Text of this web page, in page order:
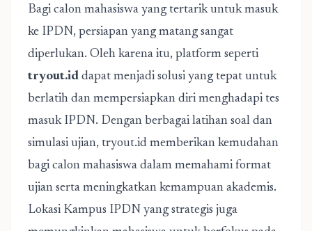
Bagi calon mahasiswa yang tertarik untuk masuk
ke IPDN, persiapan yang matang sangat
diperlukan. Oleh karena itu, platform seperti
tryout.id dapat menjadi solusi yang tepat untuk
berlatih dan mempersiapkan diri menghadapi tes
masuk IPDN. Dengan berbagai latihan soal dan
simulasi ujian, tryout.id memberikan kemudahan
bagi calon mahasiswa dalam memahami format
ujian serta meningkatkan kemampuan akademis.
Lokasi Kampus IPDN yang strategis juga